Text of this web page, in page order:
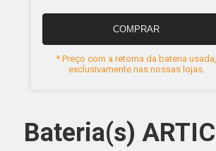
COMPRAR
* Preço com a retoma da bateria usada,
exclusivamente nas nossas lojas.
Bateria(s)